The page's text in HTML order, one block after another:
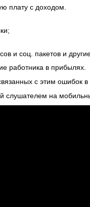
плату с доходом.
и соц. пакетов и
работника в прибылях.
с этим ошибок в
слушателем на